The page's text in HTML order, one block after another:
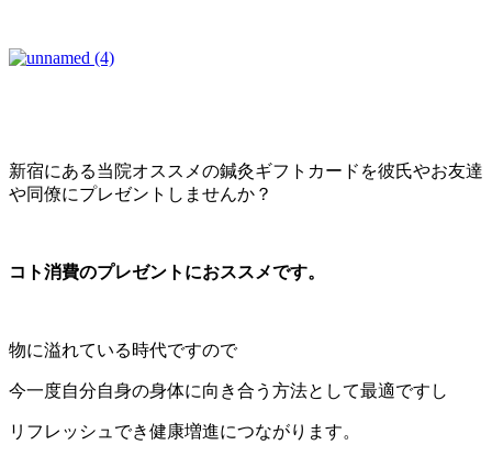
新宿にある当院オススメの鍼灸ギフトカードを彼氏やお友達
や同僚にプレゼントしませんか？
コト消費のプレゼントにおススメです。
物に溢れている時代ですので
今一度自分自身の身体に向き合う方法として最適ですし
リフレッシュでき健康増進につながります。